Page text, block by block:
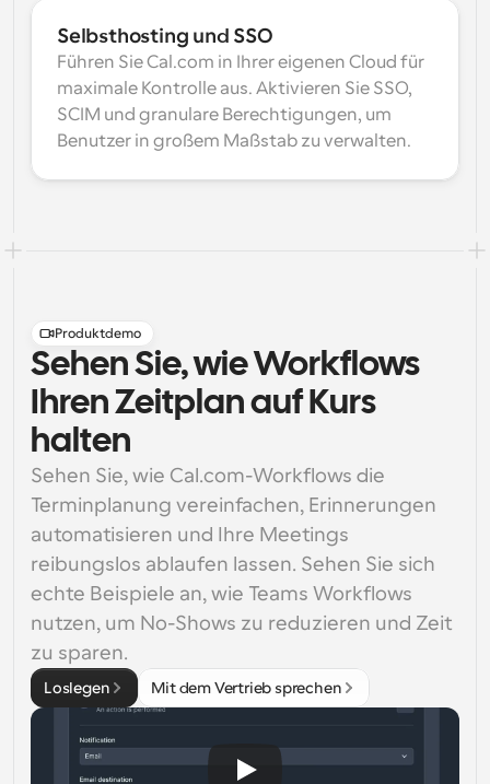
Selbsthosting und SSO
Führen Sie Cal.com in Ihrer eigenen Cloud für
maximale Kontrolle aus. Aktivieren Sie SSO,
SCIM und granulare Berechtigungen, um
Benutzer in großem Maßstab zu verwalten.
Produktdemo
Sehen Sie, wie Workflows
Ihren Zeitplan auf Kurs
halten
Sehen Sie, wie Cal.com-Workflows die
Terminplanung vereinfachen, Erinnerungen
automatisieren und Ihre Meetings
reibungslos ablaufen lassen. Sehen Sie sich
echte Beispiele an, wie Teams Workflows
nutzen, um No-Shows zu reduzieren und Zeit
zu sparen.
Loslegen Mit dem Vertrieb sprechen